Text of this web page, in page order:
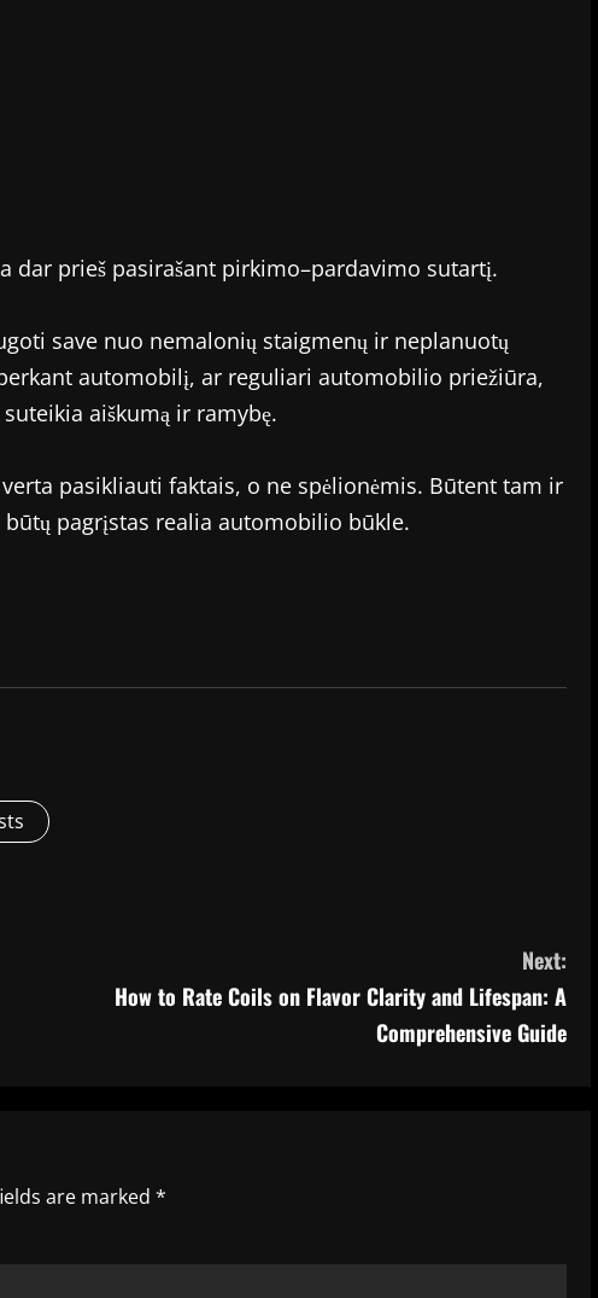
dar prieš pasirašant pirkimo–pardavimo sutartį.
save nuo nemalonių staigmenų ir neplanuotų
automobilį, ar reguliari automobilio priežiūra,
aiškumą ir ramybę.
pasikliauti faktais, o ne spėlionėmis. Būtent tam ir
pagrįstas realia automobilio būkle.
Next:
How to Rate Coils on Flavor Clarity and Lifespan: A
Comprehensive Guide
are marked *